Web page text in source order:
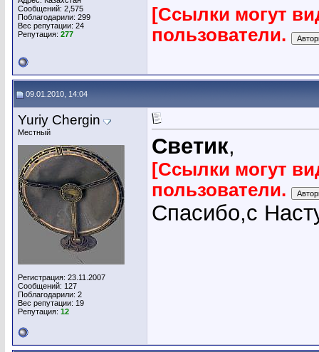
Сообщений: 2,575
Поблагодарили: 299
Вес репутации: 24
Репутация: 277
[Ссылки могут
пользователи.
09.01.2010, 14:04
Yuriy Chergin
Местный
Регистрация: 23.11.2007
Сообщений: 127
Поблагодарили: 2
Вес репутации: 19
Репутация: 12
Светик,
[Ссылки могут
пользователи.
Спасибо,с